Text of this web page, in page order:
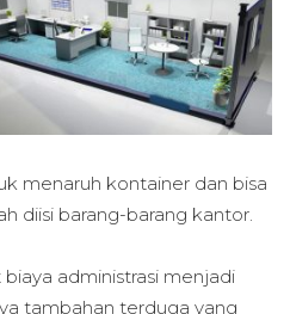
menaruh kontainer dan bisa
diisi barang-barang kantor.
administrasi menjadi
tambahan terduga yang